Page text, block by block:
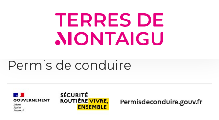
Permis de conduire